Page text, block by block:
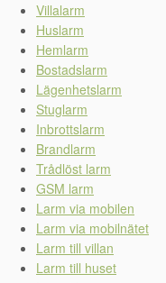
Villalarm
Huslarm
Hemlarm
Bostadslarm
Lägenhetslarm
Stuglarm
Inbrottslarm
Brandlarm
Trådlöst larm
GSM larm
Larm via mobilen
Larm via mobilnätet
Larm till villan
Larm till huset